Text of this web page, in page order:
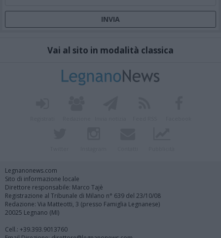
Vai al sito in modalità classica
Legnanonews.com
Sito di informazione locale
Direttore responsabile: Marco Tajè
Registrazione al Tribunale di Milano n° 639 del 23/10/08
Redazione: Via Matteotti, 3 (presso Famiglia Legnanese)
20025 Legnano (MI)
Cell.: +39.393.9013760